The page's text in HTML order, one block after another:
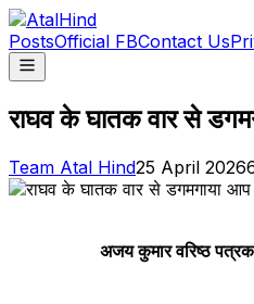
PostsOfficial FBContact Us
राघव के घातक वार से
Team Atal Hind25 April 2026
अजय कुमार वरिष्ठ